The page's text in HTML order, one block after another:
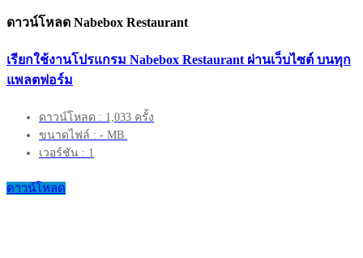
ดาวน์โหลด Nabebox Restaurant
เรียกใช้งานโปรแกรม Nabebox Restaurant ผ่านเว็บไซต์ บนทุก
แพลตฟอร์ม
ดาวน์โหลด : 1,033 ครั้ง
ขนาดไฟล์ : - MB.
เวอร์ชัน : 1
ดาวน์โหลด